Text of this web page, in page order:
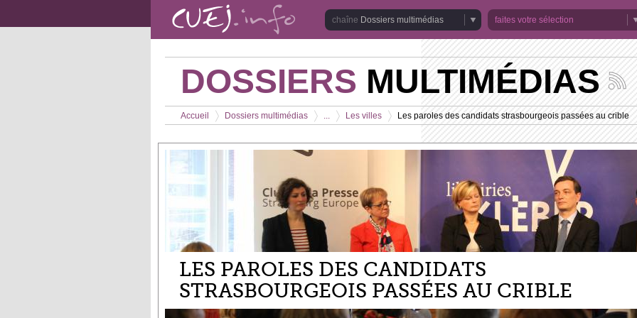
Dossiers multimédias
faites votre sélection
DOSSIERS MULTIMÉDIAS
Suivez
les
de
la
chaîne
Vous êtes ici
Accueil
>
Dossiers multimédias
>
...
>
Les villes
>
Les paroles des candidats strasbourgeois passées au crible
LES PAROLES DES CANDIDATS
STRASBOURGEOIS PASSÉES AU CRIBLE